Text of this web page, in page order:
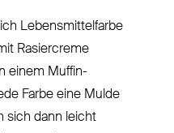
Lebensmittelfarbe
Rasiercreme
einem Muffin-
Farbe eine Mulde
sich dann leicht